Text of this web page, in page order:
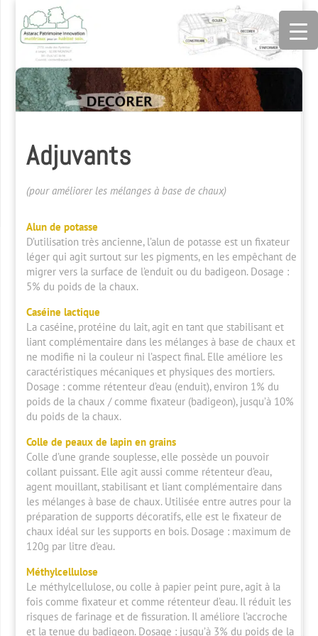
Adjuvants
(pour améliorer les mélanges à base de chaux)
Alun de potasse
D’utilisation très ancienne, l’alun de potasse est un fixateur
léger qui agit surtout sur les pigments, en les empêchant de
migrer vers la surface de l’enduit ou du badigeon. Dosage :
5% du poids de la chaux.
Caséine lactique
La caséine, protéine du lait, agit en tant que stabilisant et
liant complémentaire dans les mélanges à base de chaux et
ne modifie ni la couleur ni l’aspect final. Elle améliore les
caractéristiques mécaniques et physiques des mortiers.
Dosage : comme rétenteur d’eau (enduit), environ 1% du
poids de la chaux / comme fixateur (badigeon), jusqu’à 10%
du poids de la chaux.
Colle de peaux de lapin en grains
Colle d’une grande souplesse, elle possède un pouvoir
collant puissant. Elle agit aussi comme rétenteur d’eau,
agent mouillant, stabilisant et liant complémentaire dans
les mélanges à base de chaux. Utilisée entre autres pour la
préparation de supports décoratifs, elle est le fixateur de
chaux idéal sur les supports en bois. Dosage : maximum de
120g par litre d’eau.
Méthylcellulose
Le méthylcellulose, ou colle à papier peint pure, agit à la
fois comme fixateur et comme rétenteur d’eau. Il réduit les
risques de farinage et de fissuration. Il améliore l’accroche
et la tenue du badigeon. Dosage : jusqu’à 3% du poids de la